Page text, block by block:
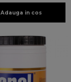
Adauga in cos